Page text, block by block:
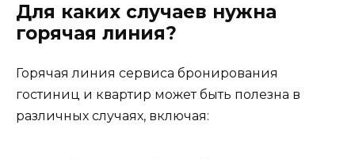
Для каких случаев нужна
горячая линия?
Горячая линия сервиса бронирования
гостиниц и квартир может быть полезна в
различных случаях, включая: